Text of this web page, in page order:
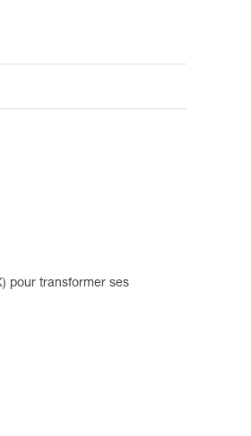
pour transformer ses